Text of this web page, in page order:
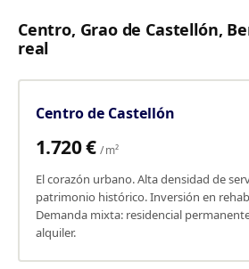
Centro, Grao de Castellón,
real
Centro de Castellón
1.720 €/ m²
El corazón urbano. Alta densidad de
patrimonio histórico. Inversión en
Demanda mixta: residencial
alquiler.